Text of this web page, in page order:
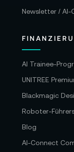
Newsletter / AI-
AI Trainee-
UNITREE
Blackmagic
Roboter-
Blog
AI-Connect